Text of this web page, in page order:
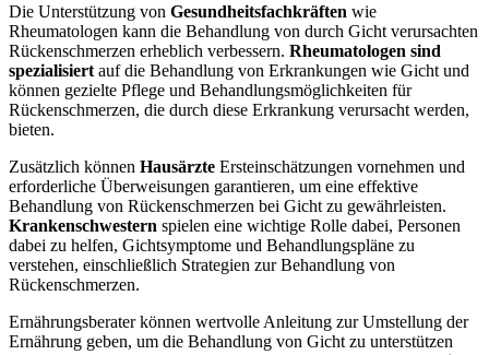
Die Unterstützung von Gesundheitsfachkräften wie
Rheumatologen kann die Behandlung von durch Gicht verursachten
Rückenschmerzen erheblich verbessern. Rheumatologen sind
spezialisiert auf die Behandlung von Erkrankungen wie Gicht und
können gezielte Pflege und Behandlungsmöglichkeiten für
Rückenschmerzen, die durch diese Erkrankung verursacht werden,
bieten.
Zusätzlich können Hausärzte Ersteinschätzungen vornehmen und
erforderliche Überweisungen garantieren, um eine effektive
Behandlung von Rückenschmerzen bei Gicht zu gewährleisten.
Krankenschwestern spielen eine wichtige Rolle dabei, Personen
dabei zu helfen, Gichtsymptome und Behandlungspläne zu
verstehen, einschließlich Strategien zur Behandlung von
Rückenschmerzen.
Ernährungsberater können wertvolle Anleitung zur Umstellung der
Ernährung geben, um die Behandlung von Gicht zu unterstützen